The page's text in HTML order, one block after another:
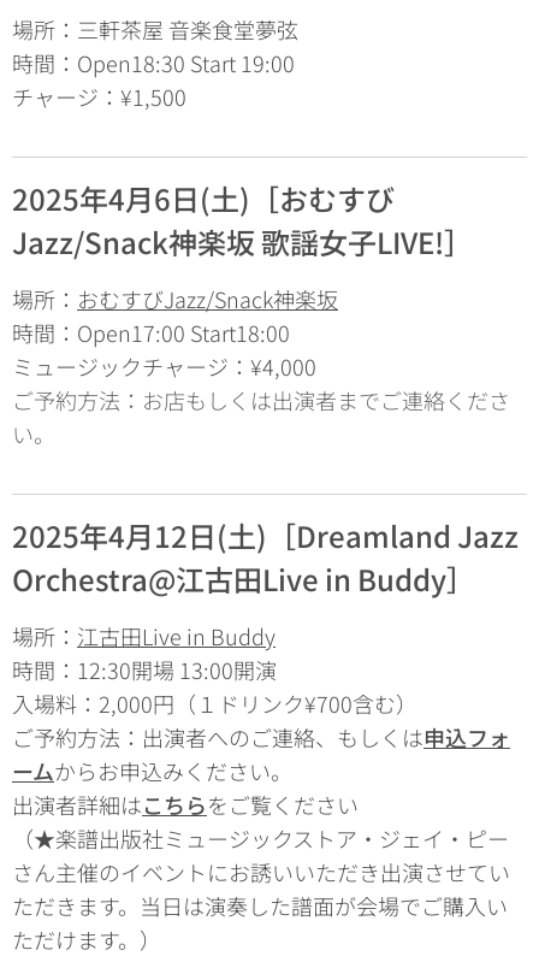
場所：三軒茶屋 音楽食堂夢弦
時間：Open18:30 Start 19:00
チャージ：¥1,500
2025年4月6日(土)［おむすび
Jazz/Snack神楽坂 歌謡女子LIVE!］
場所： おむすびJazz/Snack神楽坂
時間：Open17:00 Start18:00
ミュージックチャージ：¥4,000
ご予約方法：お店もしくは出演者までご連絡くださ
い。
2025年4月12日(土)［Dreamland Jazz
Orchestra@江古田Live in Buddy］
場所： 江古田Live in Buddy
時間：12:30開場 13:00開演
入場料：2,000円（１ドリンク¥700含む）
ご予約方法：出演者へのご連絡、もしくは申込フォ
ームからお申込みください。
出演者詳細はこちらをご覧ください
（★楽譜出版社ミュージックストア・ジェイ・ピー
さん主催のイベントにお誘いいただき出演させてい
ただきます。当日は演奏した譜面が会場でご購入い
ただけます。）